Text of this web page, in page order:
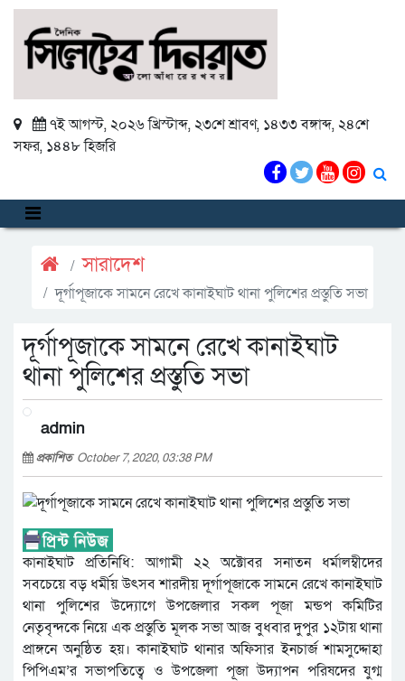
৭ই আগস্ট, ২০২৬ খ্রিস্টাব্দ, ২৩শে শ্রাবণ, ১৪৩৩ বঙ্গাব্দ, ২৪শে
সফর, ১৪৪৮ হিজরি
সারাদেশ
দূর্গাপূজাকে সামনে রেখে কানাইঘাট থানা পুলিশের প্রস্তুতি সভা
দূর্গাপূজাকে সামনে রেখে কানাইঘাট
থানা পুলিশের প্রস্তুতি সভা
admin
প্রকাশিত October 7, 2020, 03:38 PM
কানাইঘাট প্রতিনিধি: আগামী ২২ অক্টোবর সনাতন ধর্মালম্বীদের
সবচেয়ে বড় ধর্মীয় উৎসব শারদীয় দূর্গাপূজাকে সামনে রেখে কানাইঘাট
থানা পুলিশের উদ্যোগে উপজেলার সকল পূজা মন্ডপ কমিটির
নেতৃবৃন্দকে নিয়ে এক প্রস্তুতি মূলক সভা আজ বুধবার দুপুর ১২টায় থানা
প্রাঙ্গনে অনুষ্ঠিত হয়। কানাইঘাট থানার অফিসার ইনচার্জ শামসুদ্দোহা
পিপিএম’র সভাপতিত্বে ও উপজেলা পূজা উদ্যাপন পরিষদের যুগ্ম